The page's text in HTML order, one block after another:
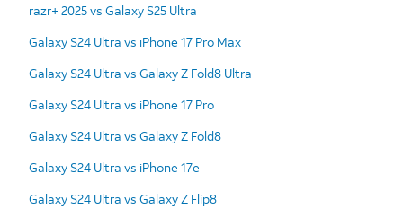
razr+ 2025 vs Galaxy S25 Ultra
Galaxy S24 Ultra vs iPhone 17 Pro Max
Galaxy S24 Ultra vs Galaxy Z Fold8 Ultra
Galaxy S24 Ultra vs iPhone 17 Pro
Galaxy S24 Ultra vs Galaxy Z Fold8
Galaxy S24 Ultra vs iPhone 17e
Galaxy S24 Ultra vs Galaxy Z Flip8